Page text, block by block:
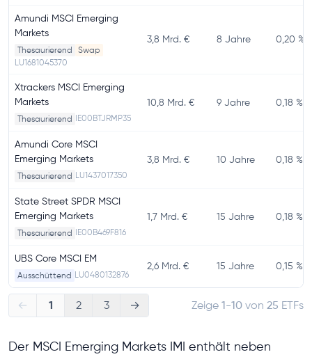
Amundi MSCI Emerging
Markets
Thesaurierend
Swap
LU1681045370
3,8 Mrd. € 8 Jahre 0,20 %
Xtrackers MSCI Emerging
Markets
Thesaurierend IE00BTJRMP35
10,8 Mrd. € 9 Jahre 0,18 %
Amundi Core MSCI
Emerging Markets
Thesaurierend LU1437017350
3,8 Mrd. € 10 Jahre 0,18 %
State Street SPDR MSCI
Emerging Markets
Thesaurierend IE00B469F816
1,7 Mrd. € 15 Jahre 0,18 %
UBS Core MSCI EM
Ausschüttend LU0480132876
2,6 Mrd. € 15 Jahre 0,15 %
← 1 2 3 → Zeige 1-10 von 25 ETFs
Der MSCI Emerging Markets IMI enthält neben